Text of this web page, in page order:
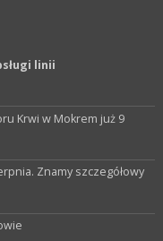
linii
Krwi w Mokrem już 9
Znamy szczegółowy